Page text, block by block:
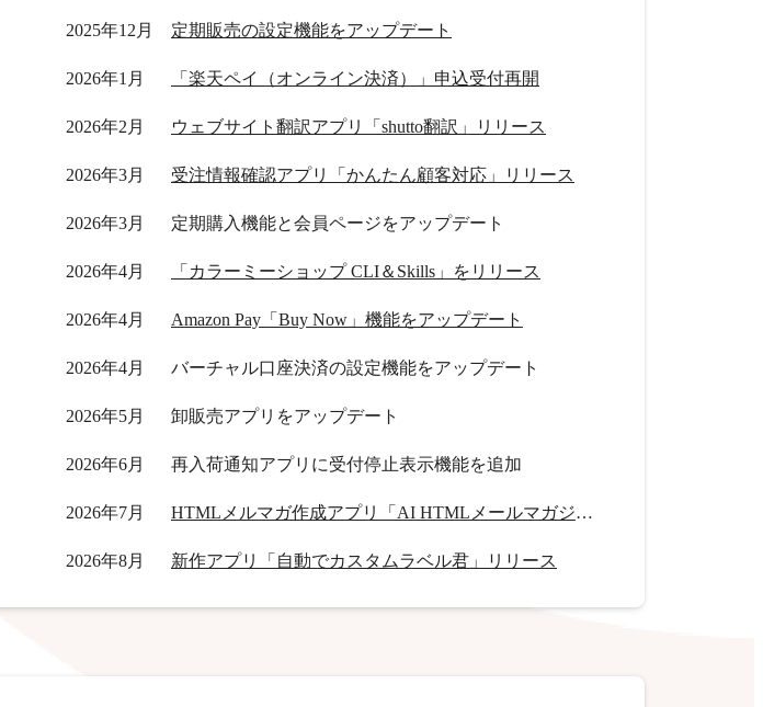
2025年12月 定期販売の設定機能をアップデート
2026年1月 「楽天ペイ（オンライン決済）」申込受付再開
2026年2月 ウェブサイト翻訳アプリ「shutto翻訳」リリース
2026年3月 受注情報確認アプリ「かんたん顧客対応」リリース
2026年3月 定期購入機能と会員ページをアップデート
2026年4月 「カラーミーショップ CLI＆Skills」をリリース
2026年4月 Amazon Pay「Buy Now」機能をアップデート
2026年4月 バーチャル口座決済の設定機能をアップデート
2026年5月 卸販売アプリをアップデート
2026年6月 再入荷通知アプリに受付停止表示機能を追加
2026年7月 HTMLメルマガ作成アプリ「AI HTMLメールマガジン」リリース
2026年8月 新作アプリ「自動でカスタムラベル君」リリース